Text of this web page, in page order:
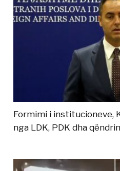
Formimi i institucioneve,
nga LDK, PDK dha